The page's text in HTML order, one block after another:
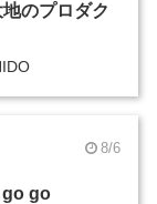
のプロダク
8/6
go go